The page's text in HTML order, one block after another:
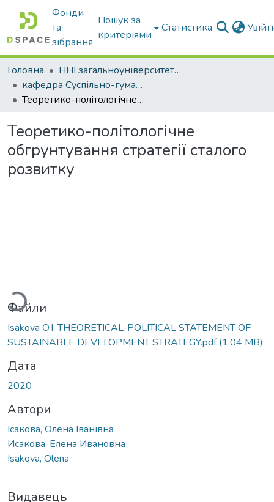
Фонди
та
зібрання
Пошук за
критеріями
Статистика
Головна
ННІ загальноуніверситетської підготовки
кафедра Суспільно-гуманітарні науки
Теоретико-політологічне обгрунтування стратегії сталого розвитку
Теоретико-політологічне
обгрунтування стратегії сталого
розвитку
Вантажиться...
Файли
Isakova O.I. THEORETICAL-POLITICAL STATEMENT OF
SUSTAINABLE DEVELOPMENT STRATEGY.pdf(1.04 MB)
Дата
2020
Автори
Ісакова, Олена Іванівна
Исакова, Елена Ивановна
Isakova, Olena
Видавець